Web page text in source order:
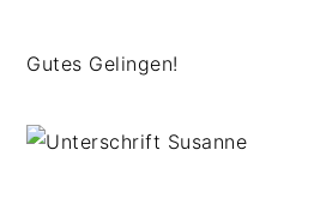
Gutes Gelingen!